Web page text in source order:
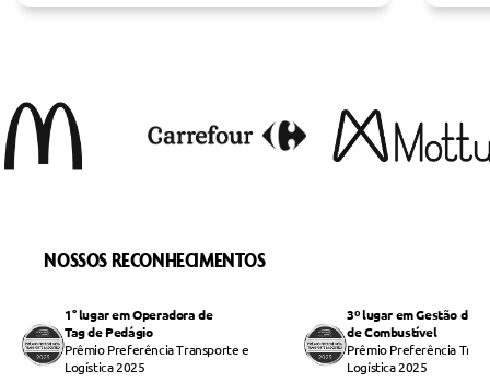
NOSSOS RECONHECIMENTOS
1° lugar em Operadora de
Tag de Pedágio
Prêmio Preferência Transporte e
Logística 2025
3º lugar em Gestão de
de Combustível
Prêmio Preferência
Logística 2025